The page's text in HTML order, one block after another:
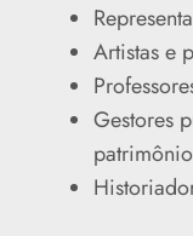
Artistas e
Gestores
patrimônio